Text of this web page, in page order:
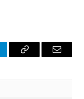
Copy
Email